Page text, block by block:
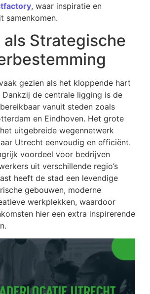
, waar inspiratie en
samenkomen.
Strategische
gezien als het kloppende hart
Dankzij de centrale ligging is de
vanuit steden zoals
en Eindhoven. Het grote
uitgebreide wegennetwerk
Utrecht eenvoudig en efficiënt.
voordeel voor bedrijven
uit verschillende regio’s
heeft de stad een levendige
gebouwen, moderne
werkplekken, waardoor
hier een extra inspirerende